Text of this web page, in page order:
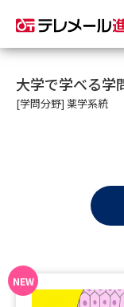
大学・短大の資
総合型選抜・学校推薦
過去問題集
大学で学べる学
[学問分野] 薬学系統